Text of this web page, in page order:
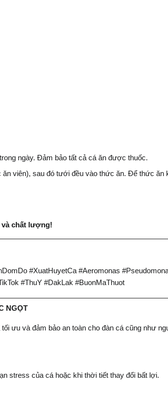
ngày. Đảm bảo tất cả cá ăn được thuốc.
viên), sau đó tưới đều vào thức ăn. Để thức ăn
và chất lượng!
#XuatHuyetCa #Aeromonas
#ThuY #DakLak #BuonMaThuot
NGỌT
ưu và đảm bảo an toàn cho đàn cá cũng như
stress của cá hoặc khi thời tiết thay đổi bất lợi.